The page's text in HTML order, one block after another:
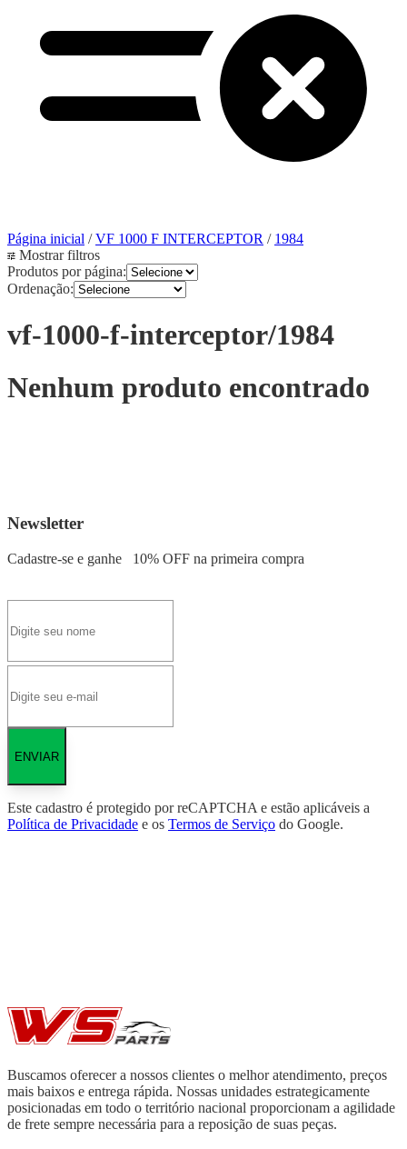
Página inicial /VF 1000 F INTERCEPTOR / 1984
Mostrar filtros
Produtos por página:
Ordenação:
vf-1000-f-interceptor/1984
Nenhum produto encontrado
Newsletter
Cadastre-se e ganhe 10% OFF na primeira compra
ENVIAR
Este cadastro é protegido por reCAPTCHA e estão aplicáveis a
Política de Privacidade e os Termos de Serviço do Google.
Buscamos oferecer a nossos clientes o melhor atendimento, preços
mais baixos e entrega rápida. Nossas unidades estrategicamente
posicionadas em todo o território nacional proporcionam a agilidade
de frete sempre necessária para a reposição de suas peças.